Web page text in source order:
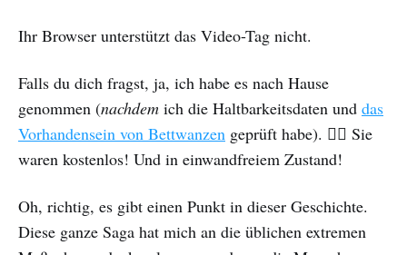
Ihr Browser unterstützt das Video-Tag nicht.
Falls du dich fragst, ja, ich habe es nach Hause
genommen (nachdem ich die Haltbarkeitsdaten und das
Vorhandensein von Bettwanzen geprüft habe). 🤷‍♀️ Sie
waren kostenlos! Und in einwandfreiem Zustand!
Oh, richtig, es gibt einen Punkt in dieser Geschichte.
Diese ganze Saga hat mich an die üblichen extremen